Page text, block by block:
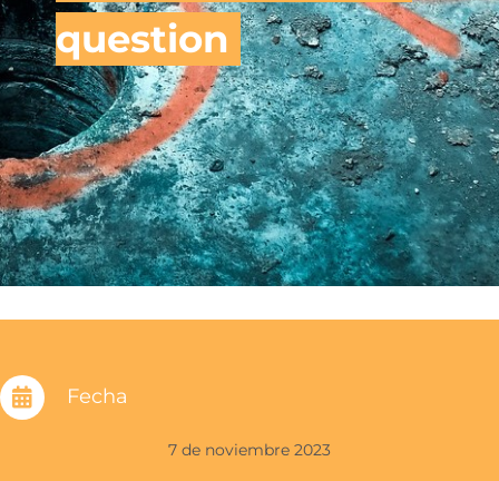
question
Fecha
7 de noviembre 2023